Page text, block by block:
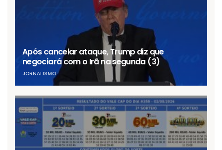
Após cancelar ataque, Trump diz que
negociará com o Irã na segunda (3)
JORNALISMO